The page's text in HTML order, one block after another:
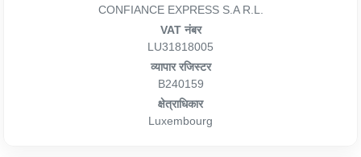
CONFIANCE EXPRESS S.A R.L.
VAT नंबर
LU31818005
व्यापार रजिस्टर
B240159
क्षेत्राधिकार
Luxembourg